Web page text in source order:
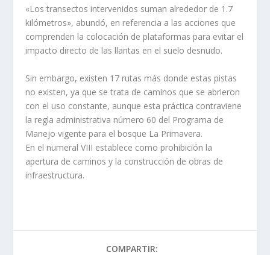
«Los transectos intervenidos suman alrededor de 1.7
kilómetros», abundó, en referencia a las acciones que
comprenden la colocación de plataformas para evitar el
impacto directo de las llantas en el suelo desnudo.
Sin embargo, existen 17 rutas más donde estas pistas
no existen, ya que se trata de caminos que se abrieron
con el uso constante, aunque esta práctica contraviene
la regla administrativa número 60 del Programa de
Manejo vigente para el bosque La Primavera.
En el numeral VIII establece como prohibición la
apertura de caminos y la construcción de obras de
infraestructura.
COMPARTIR: